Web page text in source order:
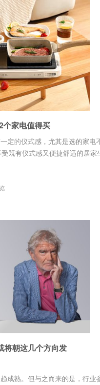
个家电值得买
定的仪式感，尤其是选的家
既有仪式感又便捷舒适的居
将朝这几个方向发
成熟。但与之而来的是，行